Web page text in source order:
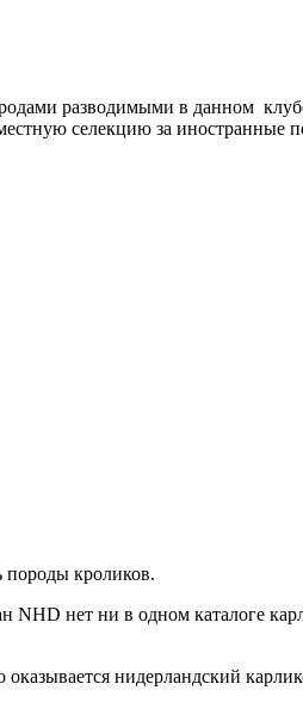
разводимыми в данном
селекцию за иностранные
породы кроликов.
нет ни в одном каталоге
нидерландский